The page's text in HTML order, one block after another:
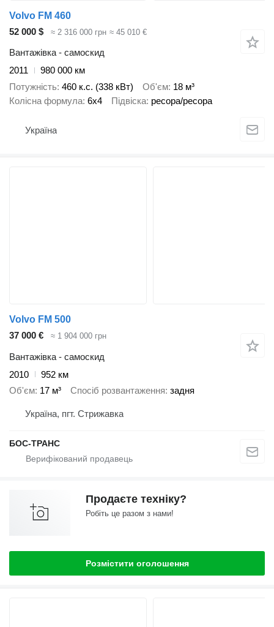
Volvo FM 460
52 000 $
≈ 2 316 000 грн ≈ 45 010 €
Вантажівка - самоскид
2011
980 000 км
Потужність 460 к.с. (338 кВт) Об'єм 18 м³
Колісна формула 6x4 Підвіска ресора/ресора
Україна
Volvo FM 500
37 000 €
≈ 1 904 000 грн
Вантажівка - самоскид
2010
952 км
Об'єм 17 м³ Спосіб розвантаження задня
Україна, пгт. Стрижавка
БОС-ТРАНС
Продаєте техніку?
Робіть це разом з нами!
Розмістити оголошення